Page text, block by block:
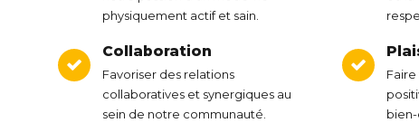
physiquement actif et sain.
Collaboration
Favoriser des relations
collaboratives et synergiques au
sein de notre communauté.
bien-